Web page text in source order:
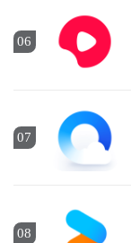
06
07
08